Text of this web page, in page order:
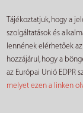
Tájékoztatjuk, hogy a
szolgáltatások és
lennének elérhetőek
hozzájárul, hogy a
az Európai Unió EDPR
melyet ezen a linken